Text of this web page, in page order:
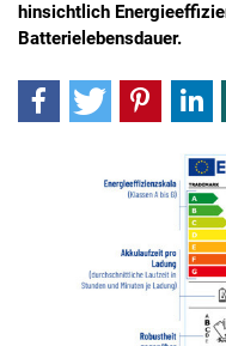
hinsichtlich
Batterielebensdauer.